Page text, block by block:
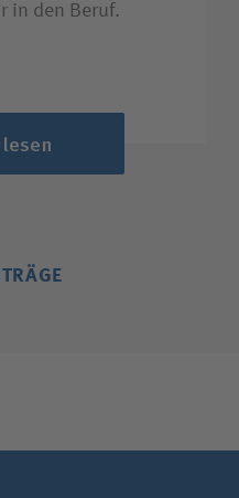
in den Beruf.